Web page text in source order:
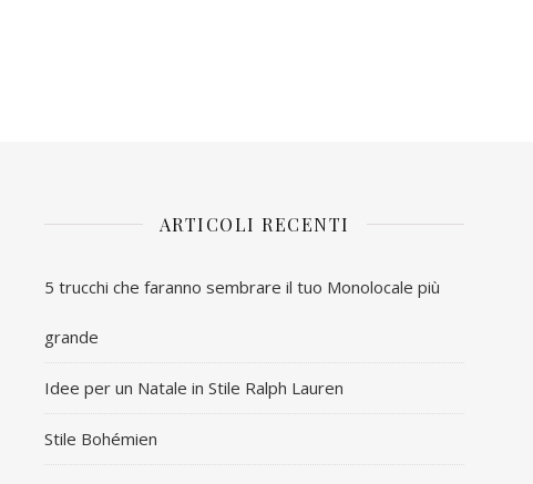
ARTICOLI RECENTI
5 trucchi che faranno sembrare il tuo Monolocale più
grande
Idee per un Natale in Stile Ralph Lauren
Stile Bohémien